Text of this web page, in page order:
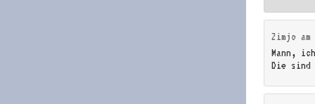
Zimjo am
Mann,
Die